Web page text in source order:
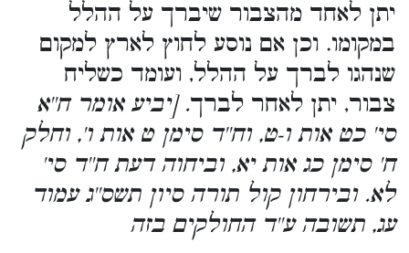
יתן לאחד מהצבור שיברך על ההלל
במקומו. וכן אם נוסע לחוץ לארץ למקום
שנהגו לברך על ההלל, ועומד כשליח
צבור, יתן לאחר לברך. [יביע אומר ח''א
סי' כט אות ו-ט, וח''ד סימן ט אות ו', וחלק
ח' סימן כג אות יא, וביחוה דעת ח''ד סי'
לא. ובירחון קול תורה סיון תשס''ג עמוד
עג, תשובה ע''ד החולקים בזה